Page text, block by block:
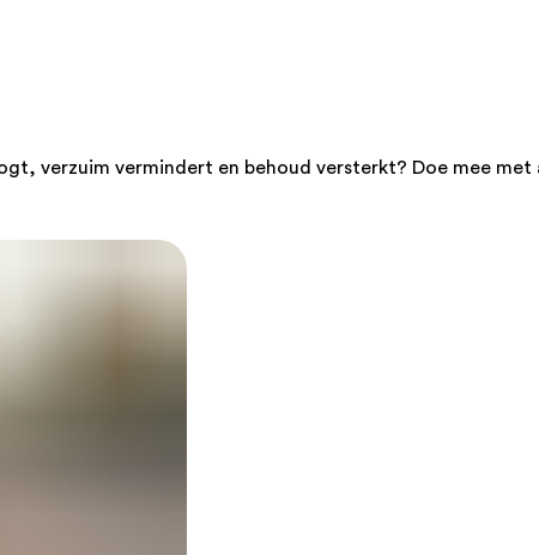
verzuim vermindert en behoud versterkt? Doe mee